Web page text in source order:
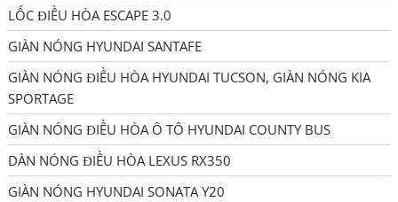
LỐC ĐIỀU HÒA ESCAPE 3.0
GIÀN NÓNG HYUNDAI SANTAFE
GIÀN NÓNG ĐIỀU HÒA HYUNDAI TUCSON, GIÀN NÓNG KIA
SPORTAGE
GIÀN NÓNG ĐIỀU HÒA Ô TÔ HYUNDAI COUNTY BUS
DÀN NÓNG ĐIỀU HÒA LEXUS RX350
GIÀN NÓNG HYUNDAI SONATA Y20